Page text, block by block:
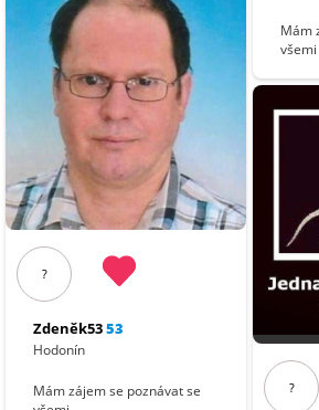
?
Zdeněk5353
Hodonín
Mám zájem se poznávat se
Mám
všemi
?